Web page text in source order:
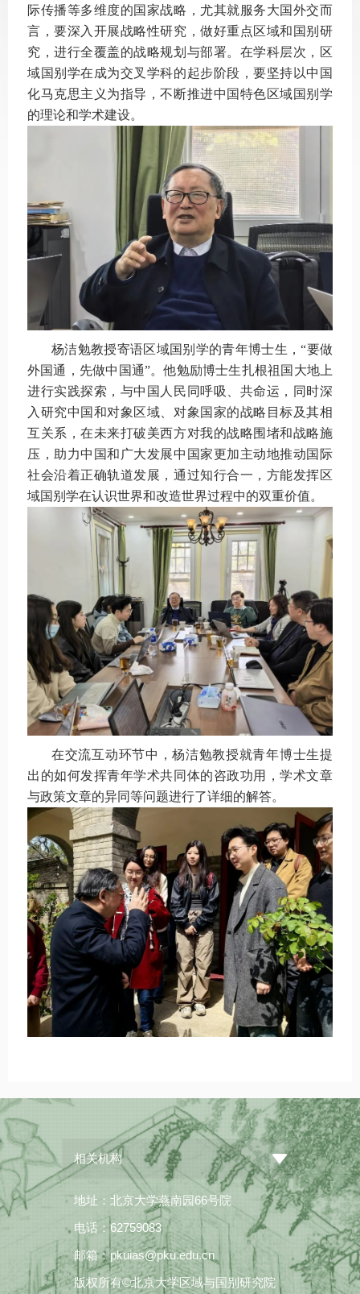
际传播等多维度的国家战略，尤其就服务大国外交而
言，要深入开展战略性研究，做好重点区域和国别研
究，进行全覆盖的战略规划与部署。在学科层次，区
域国别学在成为交叉学科的起步阶段，要坚持以中国
化马克思主义为指导，不断推进中国特色区域国别学
的理论和学术建设。
杨洁勉教授寄语区域国别学的青年博士生，“要做
外国通，先做中国通”。他勉励博士生扎根祖国大地上
进行实践探索，与中国人民同呼吸、共命运，同时深
入研究中国和对象区域、对象国家的战略目标及其相
互关系，在未来打破美西方对我的战略围堵和战略施
压，助力中国和广大发展中国家更加主动地推动国际
社会沿着正确轨道发展，通过知行合一，方能发挥区
域国别学在认识世界和改造世界过程中的双重价值。
在交流互动环节中，杨洁勉教授就青年博士生提
出的如何发挥青年学术共同体的咨政功用，学术文章
与政策文章的异同等问题进行了详细的解答。
相关机构
地址：北京大学燕南园66号院
电话：62759083
邮箱：pkuias@pku.edu.cn
版权所有©北京大学区域与国别研究院